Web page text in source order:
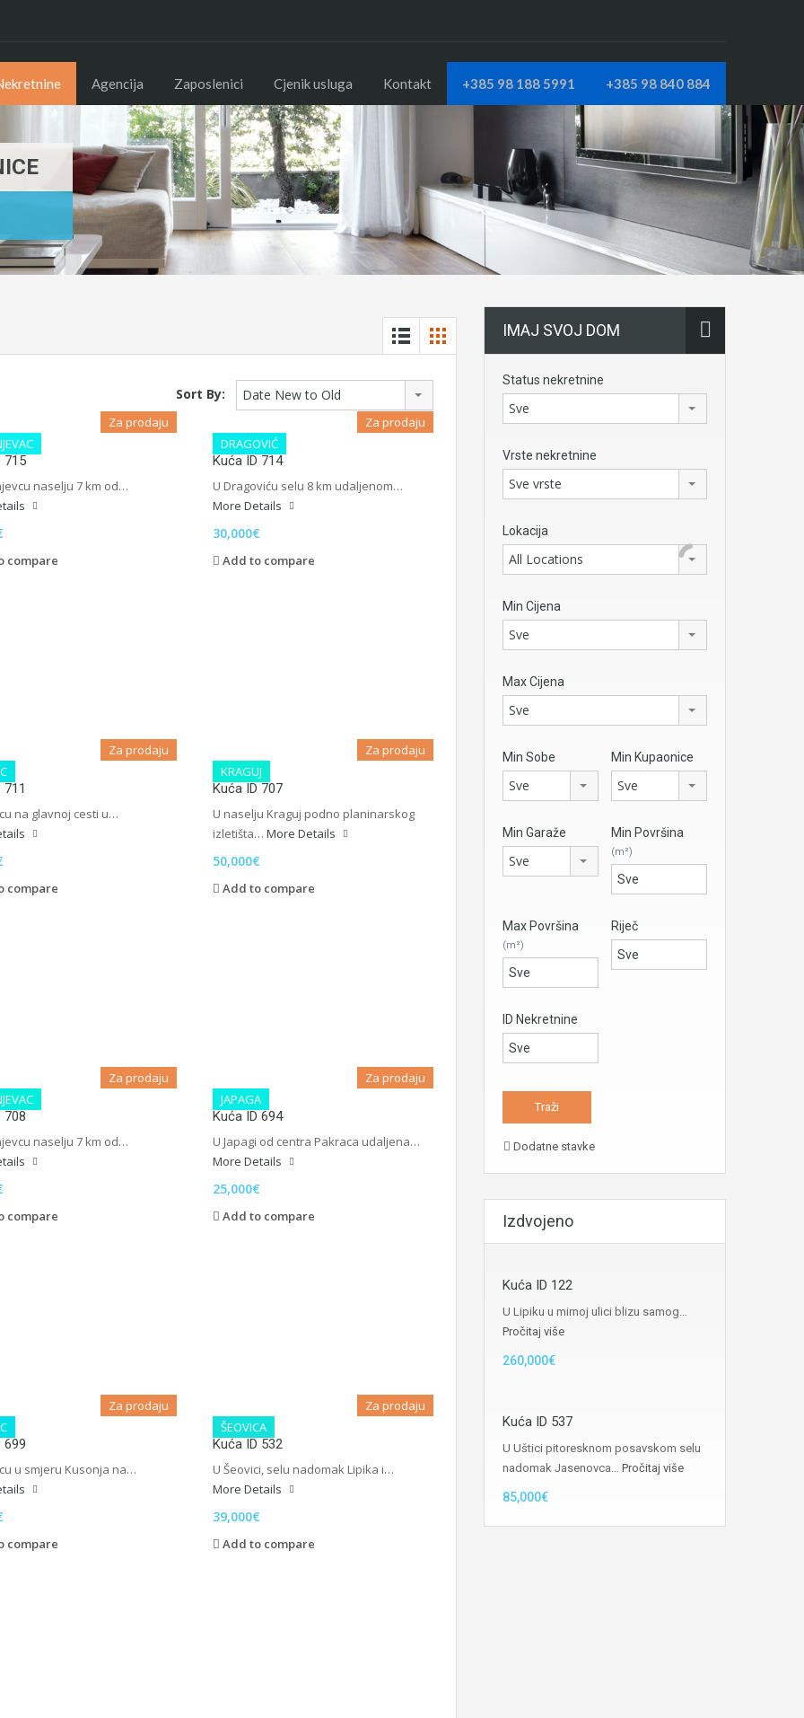
Agencija Zaposlenici Cjenik usluga Kontakt +385 98 188 5991 +385 98 840 884
Sort By: Date New to Old
Za prodaju
715
naselju 7 km od…
compare
DRAGOVIĆ
Za prodaju
Kuća ID 714
U Dragoviću selu 8 km udaljenom…
More Details
30,000€
Add to compare
Za prodaju
711
na glavnoj cesti u…
compare
KRAGUJ
Za prodaju
Kuća ID 707
U naselju Kraguj podno planinarskog
izletišta… More Details
50,000€
Add to compare
Za prodaju
708
naselju 7 km od…
compare
JAPAGA
Za prodaju
Kuća ID 694
U Japagi od centra Pakraca udaljena…
More Details
25,000€
Add to compare
Za prodaju
699
u smjeru Kusonja na…
compare
ŠEOVICA
Za prodaju
Kuća ID 532
U Šeovici, selu nadomak Lipika i…
More Details
39,000€
Add to compare
IMAJ SVOJ DOM
Status nekretnine
Sve
Vrste nekretnine
Sve vrste
Lokacija
All Locations
Min Cijena
Sve
Max Cijena
Sve
Min Sobe
Sve
Min Kupaonice
Sve
Min Garaže
Sve
Min Površina
(m²)
Max Površina
(m²)
Riječ
ID Nekretnine
Dodatne stavke
Izdvojeno
Kuća ID 122
U Lipiku u mirnoj ulici blizu samog…
Pročitaj više
260,000€
Kuća ID 537
U Uštici pitoresknom posavskom selu
nadomak Jasenovca… Pročitaj više
85,000€